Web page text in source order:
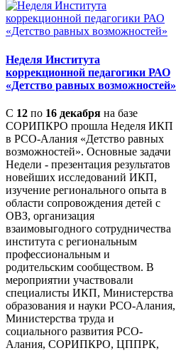
Неделя Института
коррекционной педагогики РАО
«Детство равных возможностей»
С 12 по 16 декабря на базе
СОРИПКРО прошла Неделя ИКП
в РСО-Алания «Детство равных
возможностей». Основные задачи
Недели - презентация результатов
новейших исследований ИКП,
изучение регионального опыта в
области сопровождения детей с
ОВЗ, организация
взаимовыгодного сотрудничества
института с региональным
профессиональным и
родительским сообществом. В
мероприятии участвовали
специалисты ИКП, Министерства
образования и науки РСО-Алания,
Министерства труда и
социального развития РСО-
Алания, СОРИПКРО, ЦППРК,